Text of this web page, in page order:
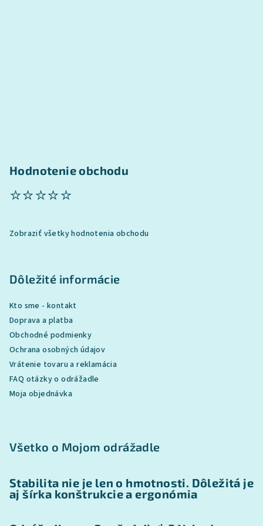
Hodnotenie obchodu
⭐⭐⭐⭐⭐
Zobraziť všetky hodnotenia obchodu
Dôležité informácie
Kto sme - kontakt
Doprava a platba
Obchodné podmienky
Ochrana osobných údajov
Vrátenie tovaru a reklamácia
FAQ otázky o odrážadle
Moja objednávka
Všetko o Mojom odrážadle
Stabilita nie je len o hmotnosti. Dôležitá je
aj šírka konštrukcie a ergonómia